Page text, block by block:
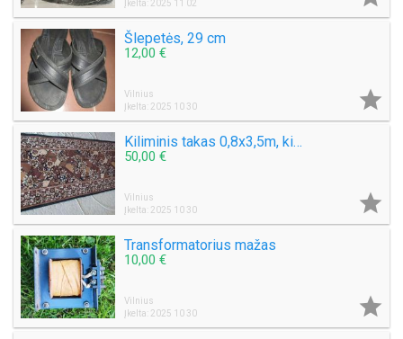
Įkelta: 2025 11 02
Šlepetės, 29 cm
12,00 €
Vilnius
Įkelta: 2025 10 30

Kiliminis takas 0,8x3,5m, kilimas 2,8x4m
50,00 €
Vilnius
Įkelta: 2025 10 30

Transformatorius mažas
10,00 €
Vilnius
Įkelta: 2025 10 30
